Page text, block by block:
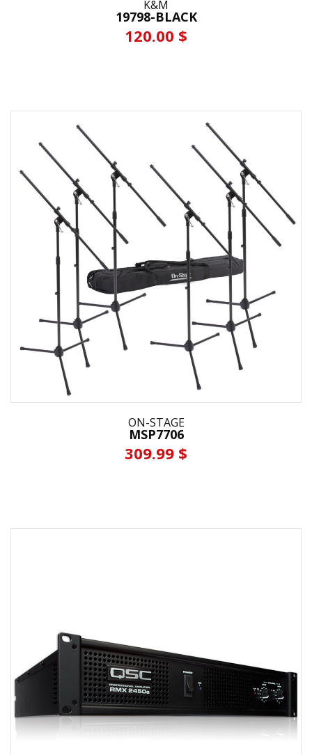
K&M
19798-BLACK
120.00 $
ON-STAGE
MSP7706
309.99 $